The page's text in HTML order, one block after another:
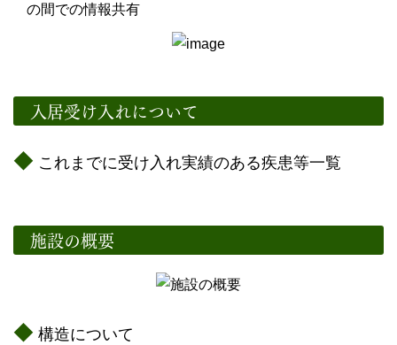
の間での情報共有
入居受け入れについて
これまでに受け入れ実績のある疾患等一覧
施設の概要
構造について